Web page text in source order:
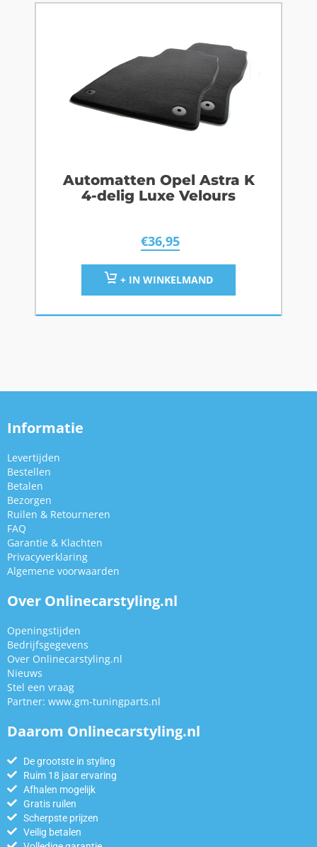
Automatten Opel Astra K
4-delig Luxe Velours
€36,95
+ IN WINKELMAND
Informatie
Levertijden
Bestellen
Betalen
Bezorgen
Ruilen & Retourneren
FAQ
Garantie & Klachten
Privacyverklaring
Algemene voorwaarden
Over Onlinecarstyling.nl
Openingstijden
Bedrijfsgegevens
Over Onlinecarstyling.nl
Nieuws
Stel een vraag
Partner: www.gm-tuningparts.nl
Daarom Onlinecarstyling.nl
De grootste in styling
Ruim 18 jaar ervaring
Afhalen mogelijk
Gratis ruilen
Scherpste prijzen
Veilig betalen